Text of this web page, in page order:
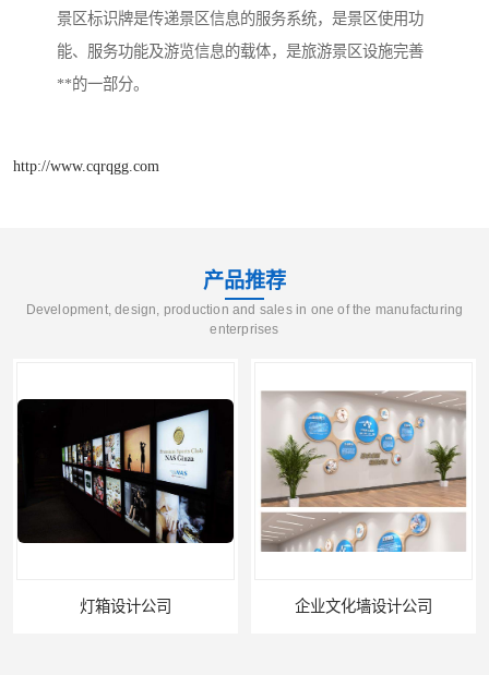
景区标识牌是传递景区信息的服务系统，是景区使用功
能、服务功能及游览信息的载体，是旅游景区设施完善
**的一部分。
http://www.cqrqgg.com
产品推荐
Development, design, production and sales in one of the manufacturing
enterprises
灯箱设计公司 企业文化墙设计公司